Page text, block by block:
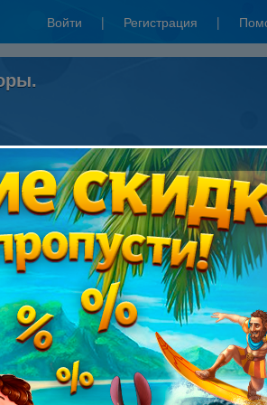
Войти | Регистрация |
Написать прохождение